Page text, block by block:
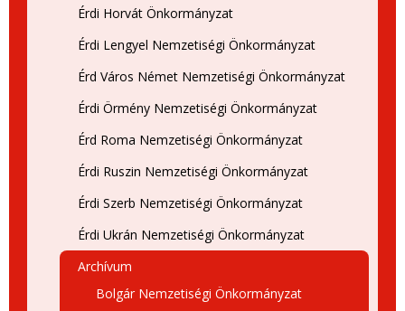
Érdi Horvát Önkormányzat
Érdi Lengyel Nemzetiségi Önkormányzat
Érd Város Német Nemzetiségi Önkormányzat
Érdi Örmény Nemzetiségi Önkormányzat
Érd Roma Nemzetiségi Önkormányzat
Érdi Ruszin Nemzetiségi Önkormányzat
Érdi Szerb Nemzetiségi Önkormányzat
Érdi Ukrán Nemzetiségi Önkormányzat
Archívum
Bolgár Nemzetiségi Önkormányzat